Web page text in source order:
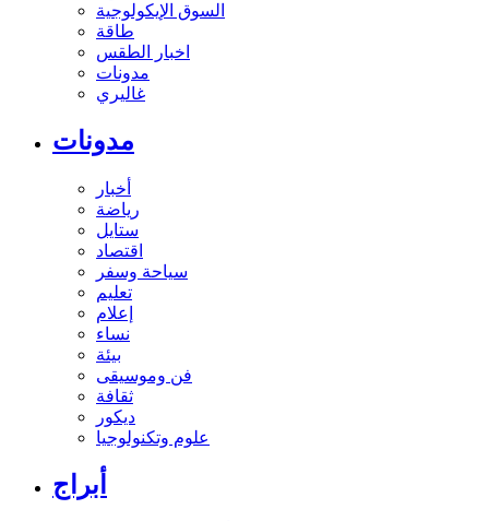
السوق الإيكولوجية
طاقة
اخبار الطقس
مدونات
غاليري
مدونات
أخبار
رياضة
ستايل
اقتصاد
سياحة وسفر
تعليم
إعلام
نساء
بيئة
فن وموسيقى
ثقافة
ديكور
علوم وتكنولوجيا
أبراج